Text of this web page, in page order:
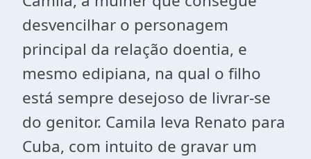
desvencilhar o personagem
principal da relação doentia, e
mesmo edipiana, na qual o filho
está sempre desejoso de livrar-se
do genitor. Camila leva Renato para
Cuba, com intuito de gravar um